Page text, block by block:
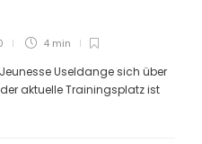
4 min
Useldange sich über
aktuelle Trainingsplatz ist